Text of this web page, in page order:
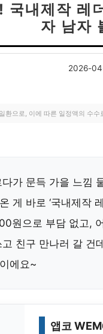
국내제작 레
자 남자
2026-
환으로, 이에 따른 일정액의 수수
가 문득 가을 느낌
게 바로 ‘국내제작
원으로 부담 없고,
친구 만나러 갈 건
에요~
앱코